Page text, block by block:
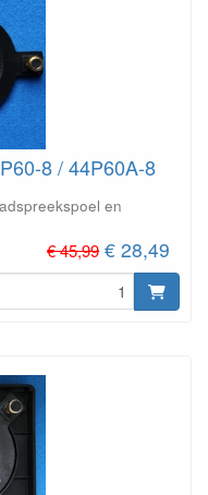
8 / 44P60A-8
en
€ 45,99 € 28,49